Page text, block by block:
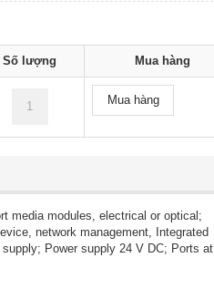
Số lượng Mua hàng
Mua hàng
media modules, electrical or optical;
network management, Integrated
Power supply 24 V DC; Ports at